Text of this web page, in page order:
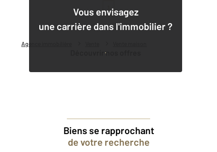
Agence immobilière
Vous envisagez
une carrière dans l'immobilier ?
Découvrir nos offres
Biens se rapprochant
de votre recherche